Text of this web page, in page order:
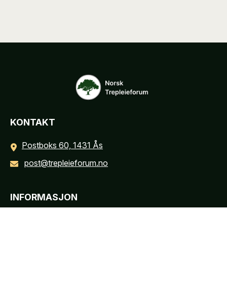
KONTAKT
Postboks 60, 1431 Ås
post@trepleieforum.no
INFORMASJON